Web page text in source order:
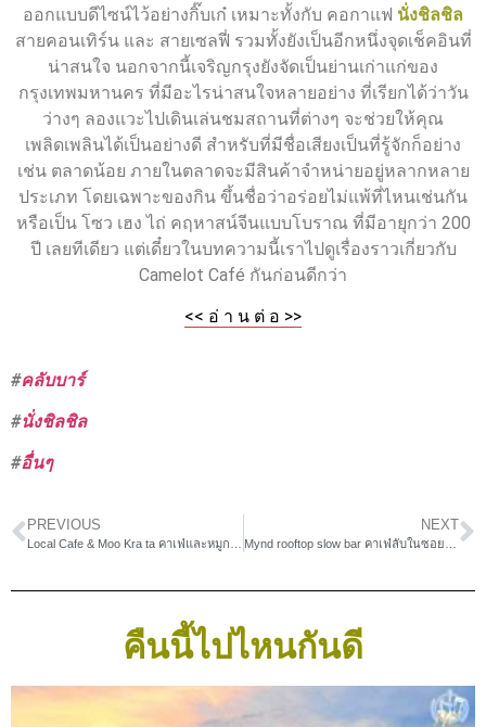
ออกแบบดีไซน์ไว้อย่างกิ๊บเก๋ เหมาะทั้งกับ คอกาแฟ นั่งชิลชิล
สายคอนเทิร์น และ สายเซลฟี่ รวมทั้งยังเป็นอีกหนึ่งจุดเช็คอินที่
น่าสนใจ นอกจากนี้เจริญกรุงยังจัดเป็นย่านเก่าแก่ของ
กรุงเทพมหานคร ที่มีอะไรน่าสนใจหลายอย่าง ที่เรียกได้ว่าวัน
ว่างๆ ลองแวะไปเดินเล่นชมสถานที่ต่างๆ จะช่วยให้คุณ
เพลิดเพลินได้เป็นอย่างดี สำหรับที่มีชื่อเสียงเป็นที่รู้จักก็อย่าง
เช่น ตลาดน้อย ภายในตลาดจะมีสินค้าจำหน่ายอยู่หลากหลาย
ประเภท โดยเฉพาะของกิน ขึ้นชื่อว่าอร่อยไม่แพ้ที่ไหนเช่นกัน
หรือเป็น โซว เฮง ไถ่ คฤหาสน์จีนแบบโบราณ ที่มีอายุกว่า 200
ปี เลยทีเดียว แต่เดี๋ยวในบทความนี้เราไปดูเรื่องราวเกี่ยวกับ
Camelot Café กันก่อนดีกว่า
<< อ่ า น ต่ อ >>
#คลับบาร์
#นั่งชิลชิล
#อื่นๆ
PREVIOUS NEXT
คืนนี้ไปไหนกันดี